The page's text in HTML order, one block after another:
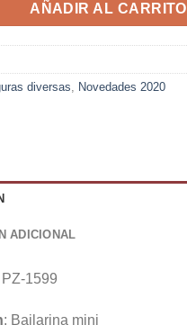
AÑADIR AL CARRITO
diversas, Novedades 2020
ADICIONAL
PZ-1599
: Bailarina mini